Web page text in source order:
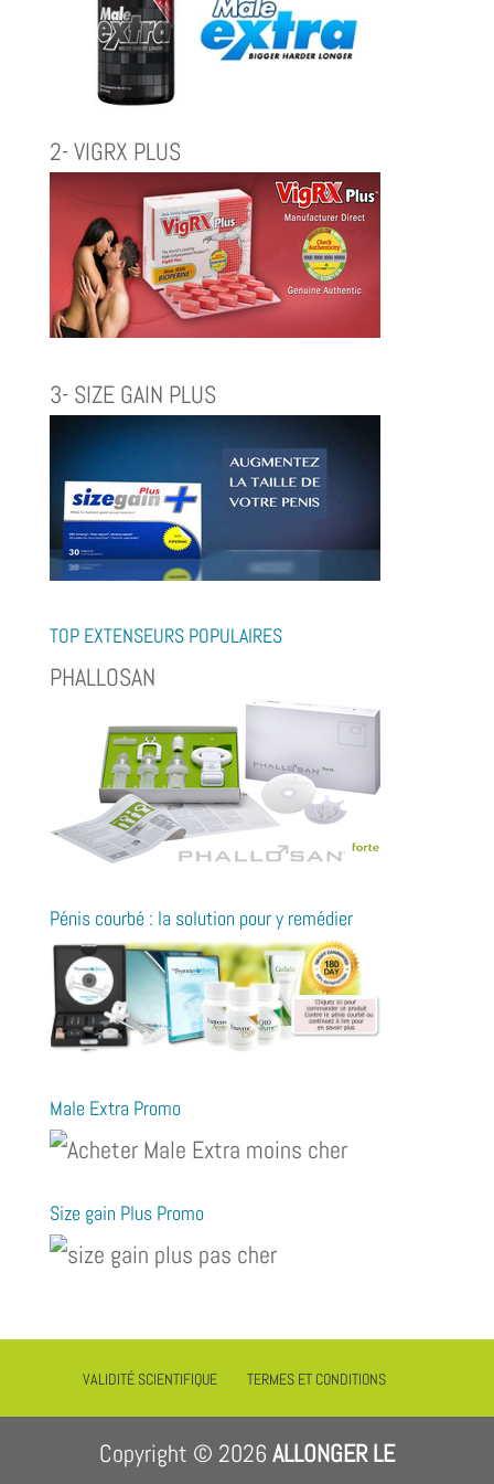
2- VIGRX PLUS
3- SIZE GAIN PLUS
TOP EXTENSEURS POPULAIRES
PHALLOSAN
Pénis courbé : la solution pour y remédier
Male Extra Promo
Size gain Plus Promo
VALIDITÉ SCIENTIFIQUE TERMES ET CONDITIONS
Copyright © 2026 ALLONGER LE